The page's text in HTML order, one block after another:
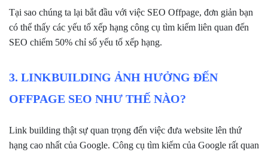
Tại sao chúng ta lại bắt đầu với việc SEO Offpage, đơn giản bạn
có thể thấy các yếu tố xếp hạng công cụ tìm kiếm liên quan đến
SEO chiếm 50% chỉ số yếu tố xếp hạng.
3. LINKBUILDING ẢNH HƯỞNG ĐẾN
OFFPAGE SEO NHƯ THẾ NÀO?
Link building thật sự quan trọng đến việc đưa website lên thứ
hạng cao nhất của Google. Công cụ tìm kiếm của Google rất quan